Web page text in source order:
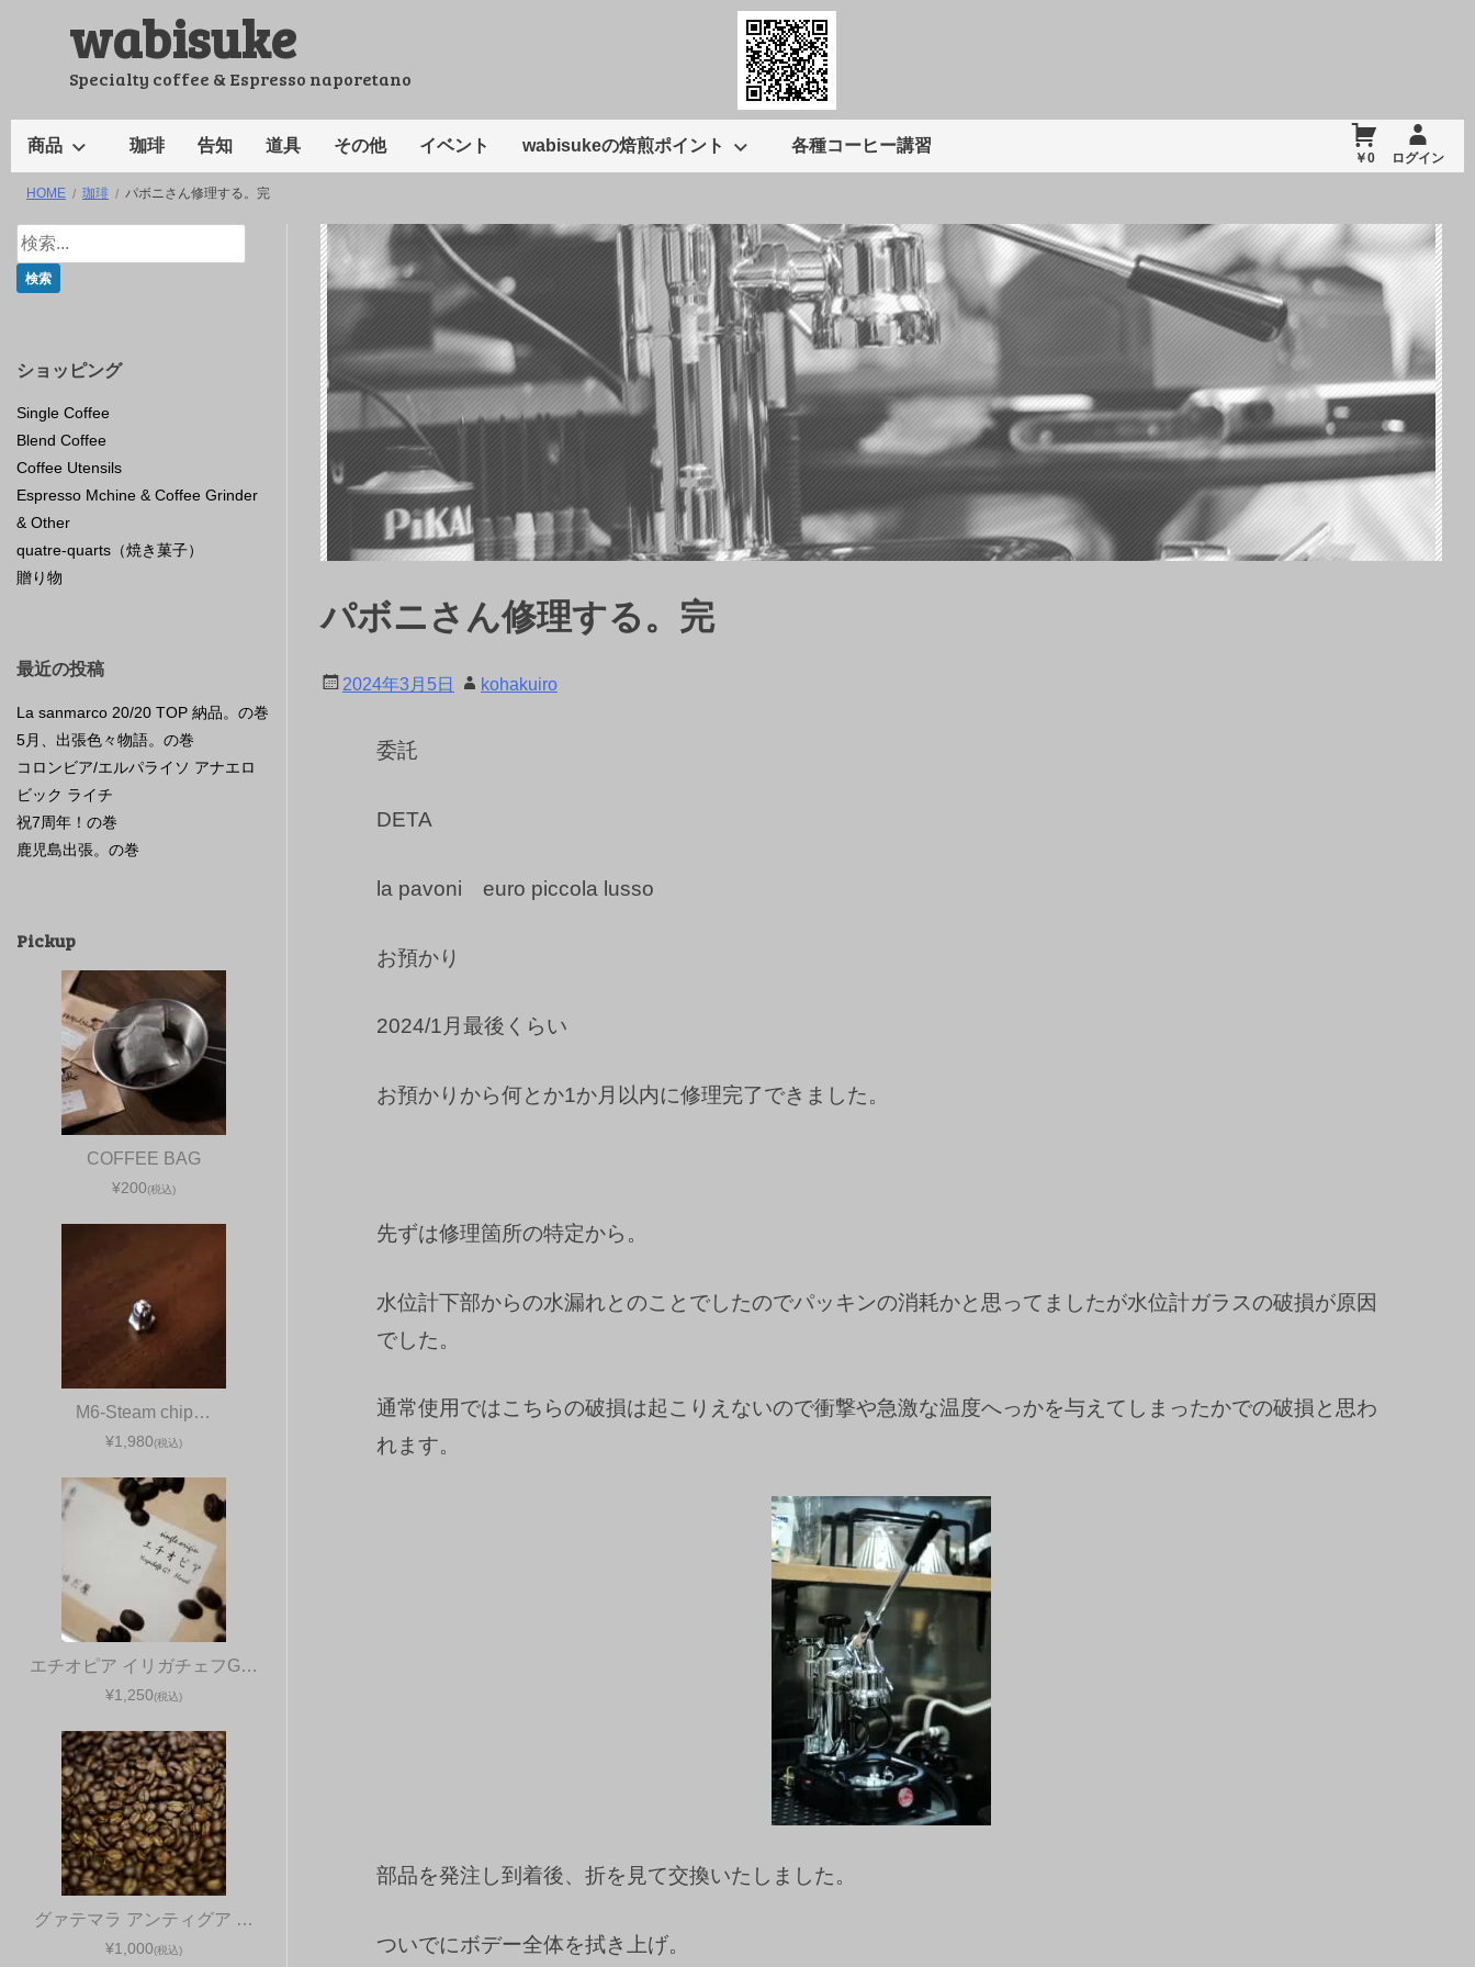
wabisuke
Specialty coffee & Espresso naporetano
商品 珈琲 告知 道具 その他 イベント wabisukeの焙煎ポイント 各種コーヒー講習
￥0 ログイン
HOME 珈琲 パボニさん修理する。完
パボニさん修理する。完
2024年3月5日 kohakuiro
委託
DETA
la pavoni euro piccola lusso
お預かり
2024/1月最後くらい
お預かりから何とか1か月以内に修理完了できました。
先ずは修理箇所の特定から。
水位計下部からの水漏れとのことでしたのでパッキンの消耗かと思ってましたが水位計ガラスの破損が原因
でした。
通常使用ではこちらの破損は起こりえないので衝撃や急激な温度へっかを与えてしまったかでの破損と思わ
れます。
部品を発注し到着後、折を見て交換いたしました。
ついでにボデー全体を拭き上げ。
ショッピング
Single Coffee
Blend Coffee
Coffee Utensils
Espresso Mchine & Coffee Grinder
& Other
quatre-quarts（焼き菓子）
贈り物
最近の投稿
La sanmarco 20/20 TOP 納品。の巻
5月、出張色々物語。の巻
コロンビア/エルパライソ アナエロ
ビック ライチ
祝7周年！の巻
鹿児島出張。の巻
Pickup
COFFEE BAG
¥200(税込)
M6-Steam chip…
¥1,980(税込)
エチオピア イリガチェフG…
¥1,250(税込)
グァテマラ アンティグア …
¥1,000(税込)